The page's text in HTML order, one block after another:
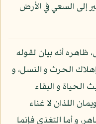
إلى السعي في الأرض
ظاهره أنه بيان لقوله
الحرث و النسل، و
الحياة و البقاء
اللذان لا غناء
و أما التغذي فإنما